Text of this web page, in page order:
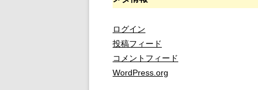
ログイン
投稿フィード
コメントフィード
WordPress.org